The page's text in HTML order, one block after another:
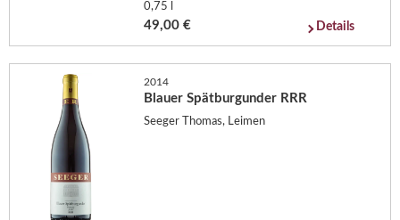
0,75 l
49,00 € Details
2014
Blauer Spätburgunder RRR
Seeger Thomas, Leimen